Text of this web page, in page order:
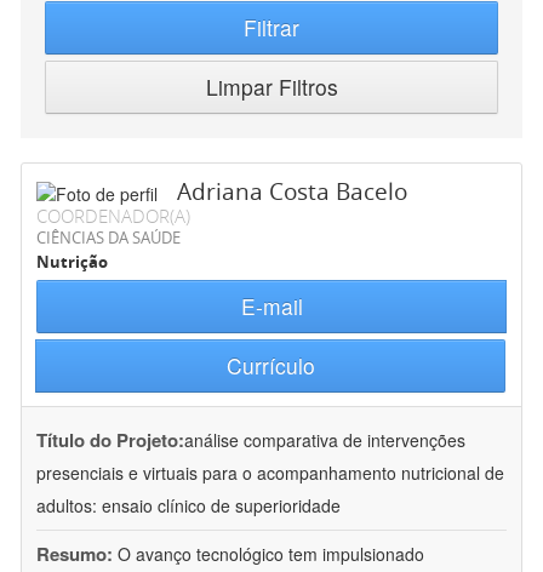
Filtrar
Limpar Filtros
Adriana Costa Bacelo
COORDENADOR(A)
CIÊNCIAS DA SAÚDE
Nutrição
E-mail
Currículo
Título do Projeto:análise comparativa de intervenções
presenciais e virtuais para o acompanhamento nutricional de
adultos: ensaio clínico de superioridade
Resumo: O avanço tecnológico tem impulsionado